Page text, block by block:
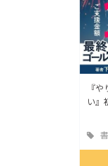
『
い』
版